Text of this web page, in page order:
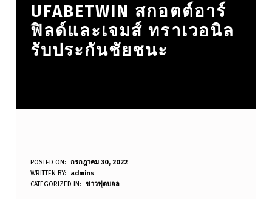
UFABETWIN สกอตต์อาร์
ฟิลด์และเจมส์ ทราเวอนิล
รับประกันชัยชนะ
U
F
POSTED ON:
กรกฎาคม 30, 2022
WRITTEN BY:
admins
CATEGORIZED IN:
ข่าวฟุตบอล